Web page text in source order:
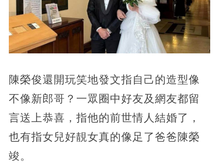
陳榮俊還開玩笑地發文指自己的造型像
不像新郎哥？一眾圈中好友及網友都留
言送上恭喜，指他的前世情人結婚了，
也有指女兒好靚女真的像足了爸爸陳榮
竣。